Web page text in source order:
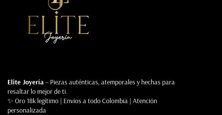
Elite Joyería– Piezas auténticas, atemporales y hechas para
resaltar lo mejor de ti.
✨ Oro 18k legítimo | Envíos a todo Colombia | Atención
personalizada